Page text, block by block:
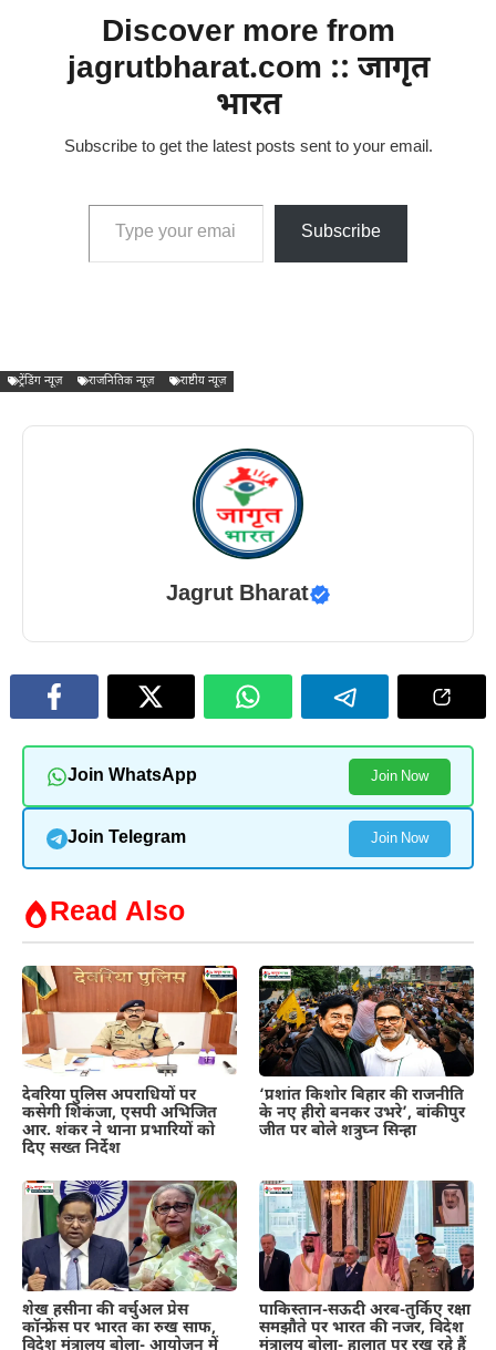
Discover more from
jagrutbharat.com :: जागृत
भारत
Subscribe to get the latest posts sent to your email.
Type your email…
Subscribe
ट्रेंडिंग न्यूज़ राजनितिक न्यूज़ राष्टीय न्यूज़
Jagrut Bharat
Join WhatsApp Join Now
Join Telegram Join Now
Read Also
देवरिया पुलिस अपराधियों पर
कसेगी शिकंजा, एसपी अभिजित
आर. शंकर ने थाना प्रभारियों को
दिए सख्त निर्देश
‘प्रशांत किशोर बिहार की राजनीति
के नए हीरो बनकर उभरे’, बांकीपुर
जीत पर बोले शत्रुघ्न सिन्हा
शेख हसीना की वर्चुअल प्रेस
कॉन्फ्रेंस पर भारत का रुख साफ,
पाकिस्तान-सऊदी अरब-तुर्किए रक्षा
समझौते पर भारत की नजर, विदेश